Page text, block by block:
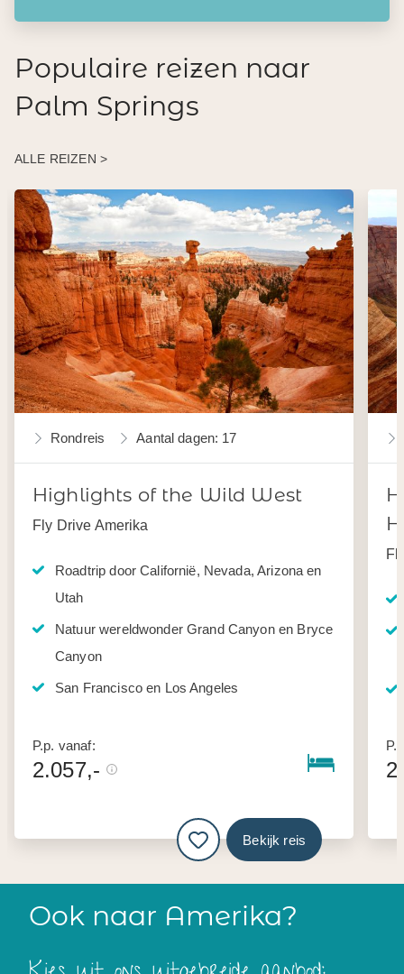
Populaire reizen naar
Palm Springs
ALLE REIZEN >
Rondreis Aantal dagen: 17
Highlights of the Wild West
Fly Drive Amerika
Roadtrip door Californië, Nevada, Arizona en
Utah
Natuur wereldwonder Grand Canyon en Bryce
Canyon
San Francisco en Los Angeles
P.p. vanaf:
2.057,-
Bekijk reis
Ook naar Amerika?